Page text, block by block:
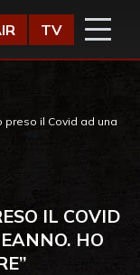
TV
preso il Covid ad una
IL COVID
HO